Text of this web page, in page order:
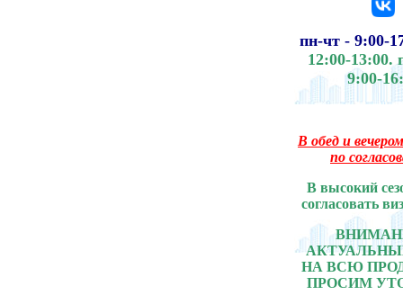
пн-чт - 9:00-
12:00-13:00.
9:00-
В обед и
по
В высокий
согласовать
НА ВСЮ
ПРОСИМ